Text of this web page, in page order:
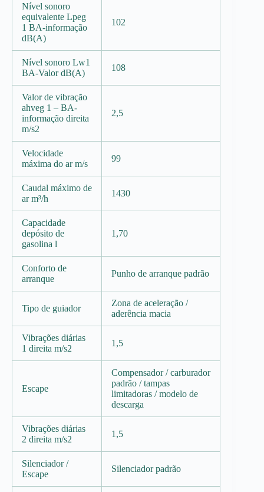
Nível sonoro
equivalente Lpeg
1 BA-informação
dB(A)
102
Nível sonoro Lw1
BA-Valor dB(A)
108
Valor de vibração
ahveg 1 – BA-
informação direita
m/s2
2,5
Velocidade
máxima do ar m/s
99
Caudal máximo de
ar m³/h
1430
Capacidade
depósito de
gasolina l
1,70
Conforto de
arranque
Punho de arranque padrão
Tipo de guiador
Zona de aceleração /
aderência macia
Vibrações diárias
1 direita m/s2
1,5
Escape
Compensador / carburador
padrão / tampas
limitadoras / modelo de
descarga
Vibrações diárias
2 direita m/s2
1,5
Silenciador /
Escape
Silenciador padrão